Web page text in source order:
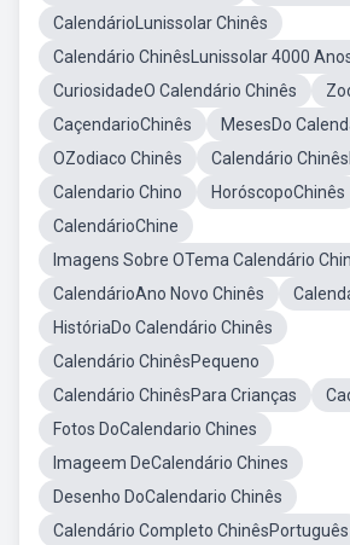
CalendárioLunissolar Chinês
Calendário ChinêsLunissolar 4000
CuriosidadeO Calendário Chinês
CaçendarioChinês
MesesDo
OZodiaco Chinês
Calendário
Calendario Chino
HoróscopoChinês
CalendárioChine
Imagens Sobre OTema Calendário
CalendárioAno Novo Chinês
HistóriaDo Calendário Chinês
Calendário ChinêsPequeno
Calendário ChinêsPara Crianças
Fotos DoCalendario Chines
Imageem DeCalendário Chines
Desenho DoCalendario Chinês
Calendário Completo ChinêsPortuguês